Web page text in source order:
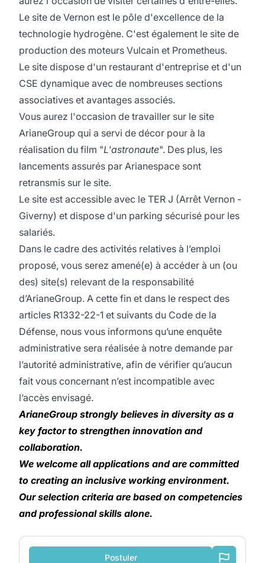
Le site de Vernon est le pôle d'excellence de la
technologie hydrogène. C'est également le site de
production des moteurs Vulcain et Prometheus.
Le site dispose d'un restaurant d'entreprise et d'un
CSE dynamique avec de nombreuses sections
associatives et avantages associés.
Vous aurez l'occasion de travailler sur le site
ArianeGroup qui a servi de décor pour à la
réalisation du film "L'astronaute". Des plus, les
lancements assurés par Arianespace sont
retransmis sur le site.
Le site est accessible avec le TER J (Arrêt Vernon -
Giverny) et dispose d'un parking sécurisé pour les
salariés.
Dans le cadre des activités relatives à l’emploi
proposé, vous serez amené(e) à accéder à un (ou
des) site(s) relevant de la responsabilité
d’ArianeGroup. A cette fin et dans le respect des
articles R1332-22-1 et suivants du Code de la
Défense, nous vous informons qu’une enquête
administrative sera réalisée à notre demande par
l’autorité administrative, afin de vérifier qu’aucun
fait vous concernant n’est incompatible avec
l’accès envisagé.
ArianeGroup strongly believes in diversity as a
key factor to strengthen innovation and
collaboration.
We welcome all applications and are committed
to creating an inclusive working environment.
Our selection criteria are based on competencies
and professional skills alone.
Postuler